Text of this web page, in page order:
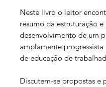
Neste livro o leitor
resumo da estruturação e
desenvolvimento de um
amplamente progressista
de educação de
Discutem-se propostas e